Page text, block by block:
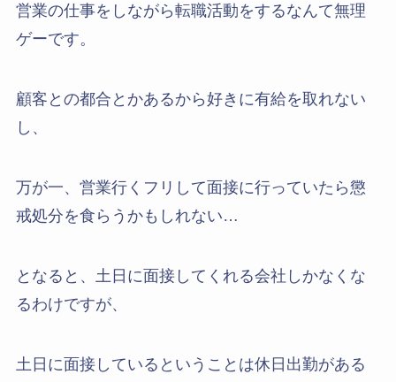
営業の仕事をしながら転職活動をするなんて無理
ゲーです。
顧客との都合とかあるから好きに有給を取れない
し、
万が一、営業行くフリして面接に行っていたら懲
戒処分を食らうかもしれない…
となると、土日に面接してくれる会社しかなくな
るわけですが、
土日に面接しているということは休日出勤がある